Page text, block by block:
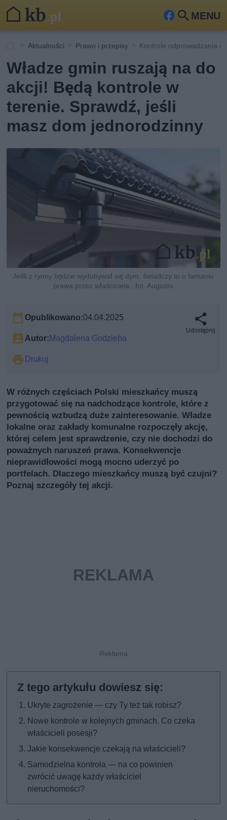
MENU
Fa
ook
Szu
kaj
Aktualności Prawo i przepisy Kontrole odprowadzania
Władze gmin ruszają na do
akcji! Będą kontrole w
terenie. Sprawdź, jeśli
masz dom jednorodzinny
Jeśli z rynny będzie wydobywał się dym, świadczy to o łamaniu
prawa przez właściciela., fot. Augusto
Opublikowano:04.04.2025
Autor: Magdalena Godzieba
Drukuj
Udostępnij
W różnych częściach Polski mieszkańcy muszą
przygotować się na nadchodzące kontrole, które z
pewnością wzbudzą duże zainteresowanie. Władze
lokalne oraz zakłady komunalne rozpoczęły akcję,
której celem jest sprawdzenie, czy nie dochodzi do
poważnych naruszeń prawa. Konsekwencje
nieprawidłowości mogą mocno uderzyć po
portfelach. Dlaczego mieszkańcy muszą być czujni?
Poznaj szczegóły tej akcji.
Ukryte zagrożenie — czy Ty też tak robisz?
Nowe kontrole w kolejnych gminach. Co czeka
właścicieli posesji?
Jakie konsekwencje czekają na właścicieli?
Samodzielna kontrola — na co powinien
zwrócić uwagę każdy właściciel
nieruchomości?